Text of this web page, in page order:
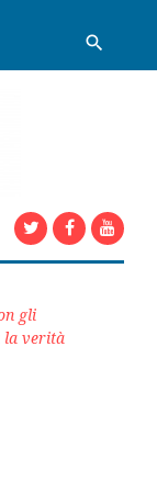
search
Twitter
gli
la verità